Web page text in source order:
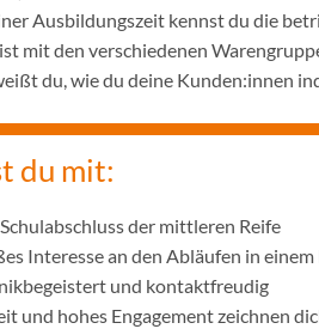
Ausbildungszeit kennst du die
mit den verschiedenen
du, wie du deine Kunden:innen
du mit:
der mittleren Reife
Interesse an den Abläufen in
und kontaktfreudig
und hohes Engagement zeichnen